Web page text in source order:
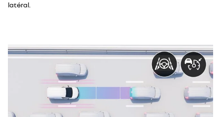
latéral.